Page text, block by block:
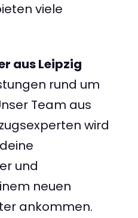
viele
aus Leipzig
rund um
Team aus
wird
und
neuen
ankommen.